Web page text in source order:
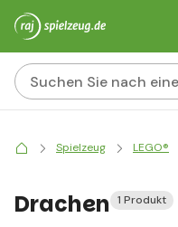
Spielzeug LEGO®
Drachen 1 Produkt